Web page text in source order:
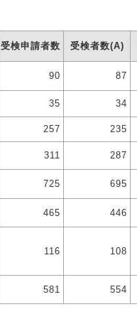
受検申請者数 受検者数(A)
90 87
35 34
257 235
311 287
725 695
465 446
116 108
581 554